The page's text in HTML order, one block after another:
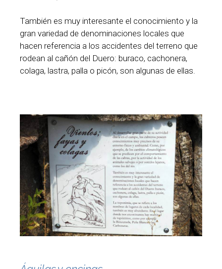
También es muy interesante el conocimiento y la
gran variedad de denominaciones locales que
hacen referencia a los accidentes del terreno que
rodean al cañón del Duero: buraco, cachonera,
colaga, lastra, palla o picón, son algunas de ellas.